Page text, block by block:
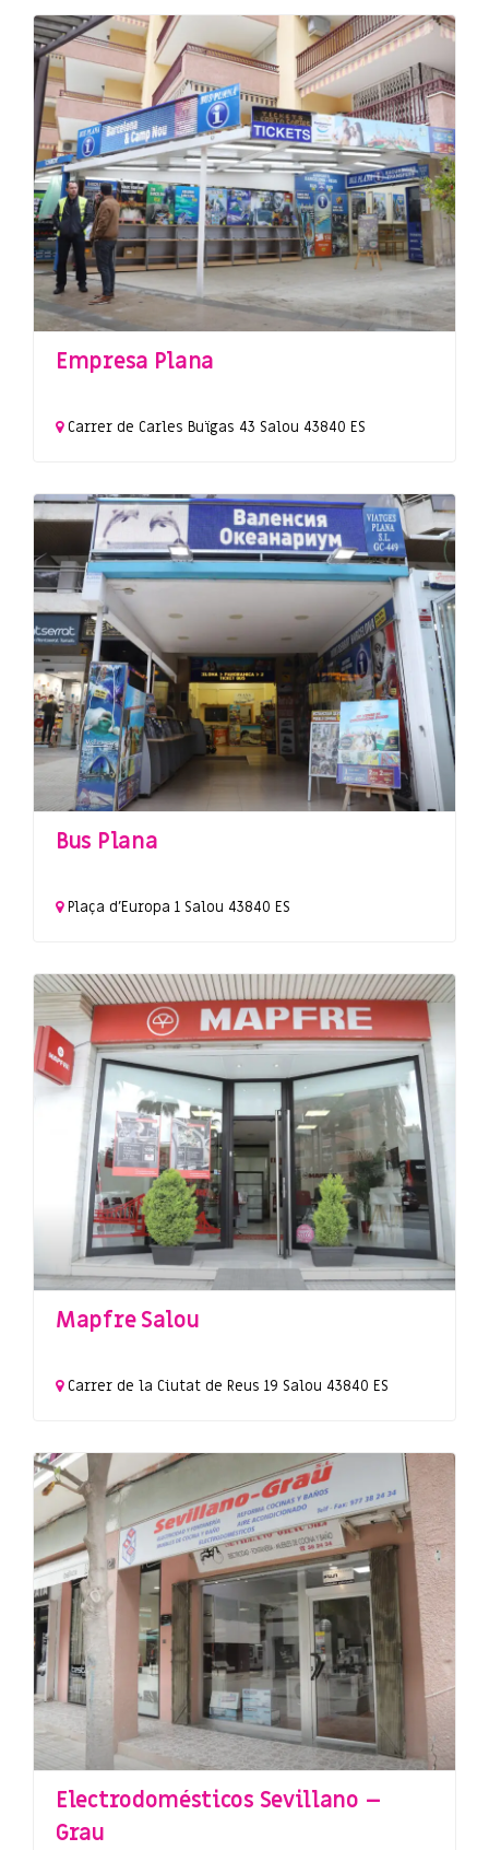
Empresa Plana
Carrer de Carles Buïgas 43 Salou 43840 ES
Bus Plana
Plaça d'Europa 1 Salou 43840 ES
Mapfre Salou
Carrer de la Ciutat de Reus 19 Salou 43840 ES
Electrodomésticos Sevillano –
Grau